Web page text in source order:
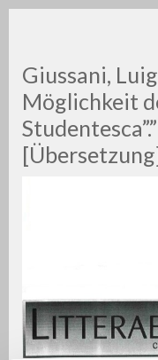
Giussani,
Möglichkeit
Studentesca”.”